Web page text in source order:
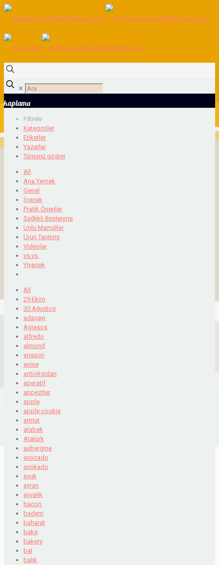
✕
kaplama
Filtrele
Kategoriler
Etiketler
Yazarlar
Tümünü göster
All
Ana Yemek
Genel
İçecek
Pratik Öneriler
Sağlıklı Beslenme
Unlu Mamüller
Ürün Tanıtımı
Videolar
vs.vs.
Yiyecek
All
29 Ekim
30 Ağustos
adaçayı
Agiasos
alfredo
almond
anason
anise
antioksidan
aperatif
appeziter
apple
apple cookie
armut
atabek
Atatürk
aubergine
avocado
avokado
avuk
ayran
ayvalık
bacon
badem
baharat
bake
bakery
bal
balık